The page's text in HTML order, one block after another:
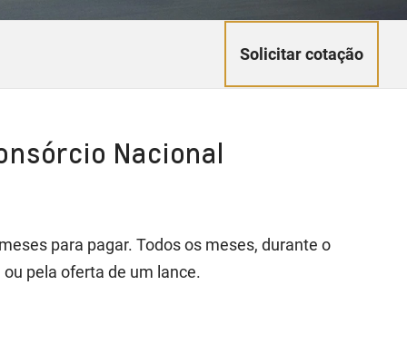
Solicitar cotação
Nacional
para pagar. Todos os meses, durante o
pela oferta de um lance.